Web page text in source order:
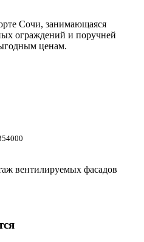
Сочи, занимающаяся
ограждений и поручней
ценам.
вентилируемых фасадов